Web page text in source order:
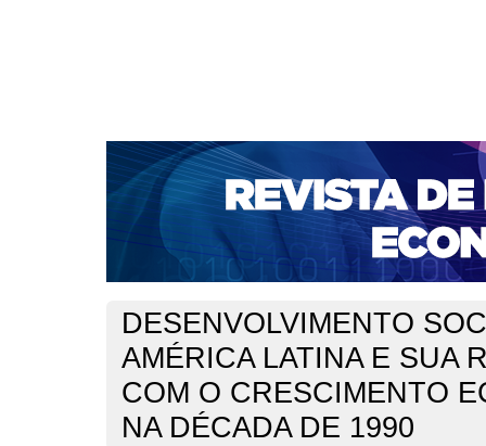
CAPA SOBRE ACESSO CADASTRO
NOTÍCIAS
PORTAL DE REVISTAS DA UNIFACS
BASES DE DADOS E INDEXADORES
Capa v. 13, n. 23 (2011) Leonardi
DESENVOLVIMENTO
AMÉRICA LATINA E SUA
COM O CRESCIMENTO
NA DÉCADA DE 1990